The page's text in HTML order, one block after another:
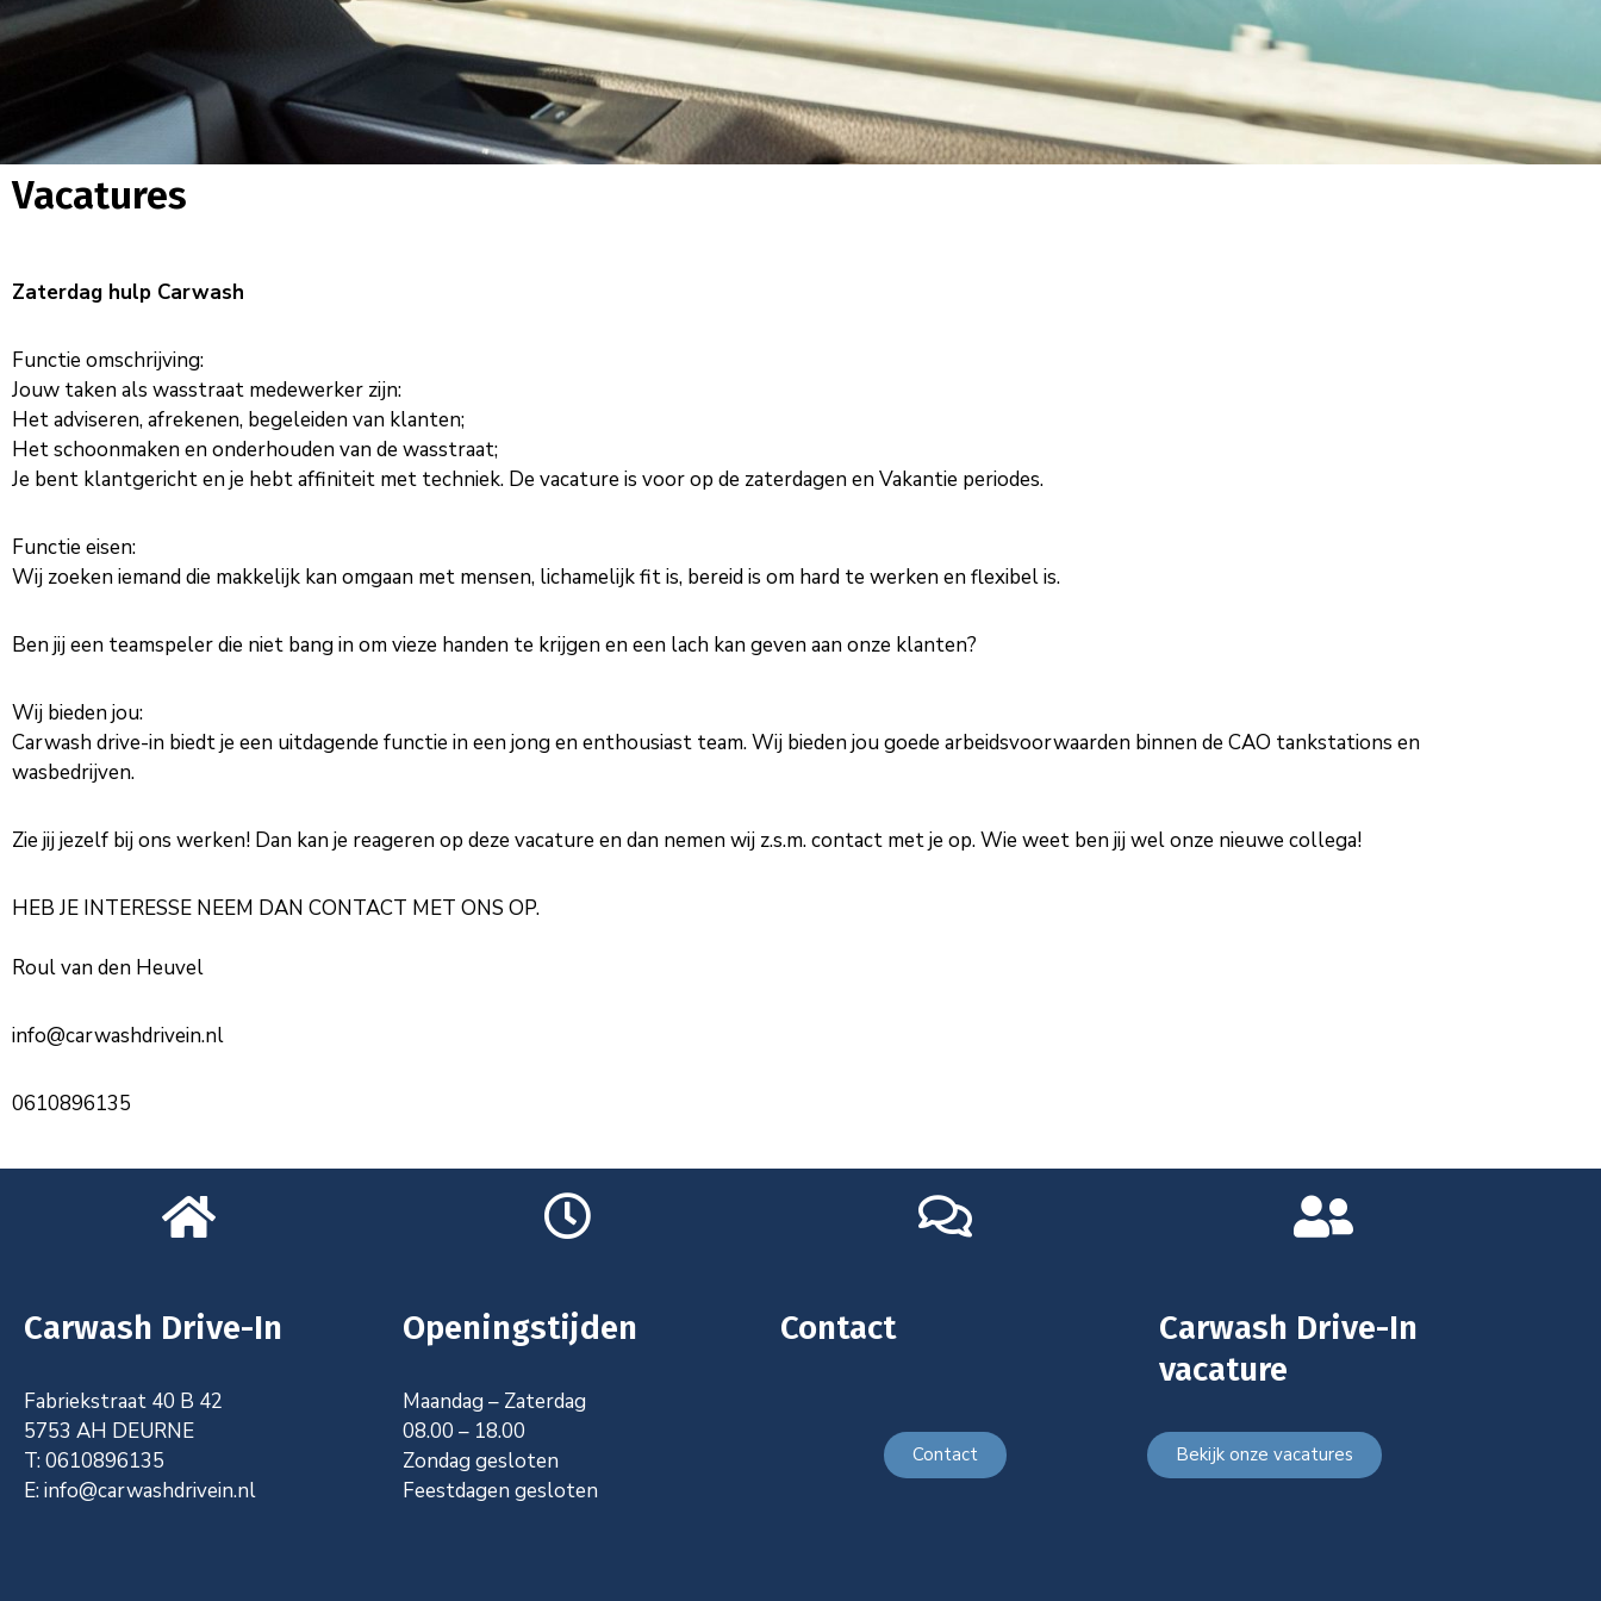
Vacatures
Zaterdag hulp Carwash
Functie omschrijving:
Jouw taken als wasstraat medewerker zijn:
Het adviseren, afrekenen, begeleiden van klanten;
Het schoonmaken en onderhouden van de wasstraat;
Je bent klantgericht en je hebt affiniteit met techniek. De vacature is voor op de zaterdagen en Vakantie periodes.
Functie eisen:
Wij zoeken iemand die makkelijk kan omgaan met mensen, lichamelijk fit is, bereid is om hard te werken en flexibel is.
Ben jij een teamspeler die niet bang in om vieze handen te krijgen en een lach kan geven aan onze klanten?
Wij bieden jou:
Carwash drive-in biedt je een uitdagende functie in een jong en enthousiast team. Wij bieden jou goede arbeidsvoorwaarden binnen de CAO tankstations en
wasbedrijven.
Zie jij jezelf bij ons werken! Dan kan je reageren op deze vacature en dan nemen wij z.s.m. contact met je op. Wie weet ben jij wel onze nieuwe collega!
HEB JE INTERESSE NEEM DAN CONTACT MET ONS OP.
Roul van den Heuvel
info@carwashdrivein.nl
0610896135
Carwash Drive-In
Fabriekstraat 40 B 42
5753 AH DEURNE
T: 0610896135
E: info@carwashdrivein.nl
Openingstijden
Maandag – Zaterdag
08.00 – 18.00
Zondag gesloten
Feestdagen gesloten
Contact
Contact
Carwash Drive-In
vacature
Bekijk onze vacatures